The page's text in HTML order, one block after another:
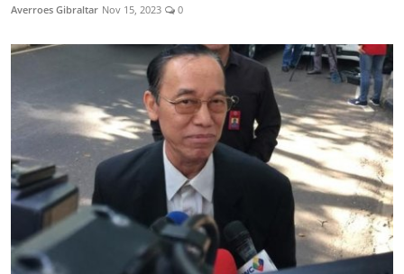
Averroes Gibraltar Nov 15, 2023 0